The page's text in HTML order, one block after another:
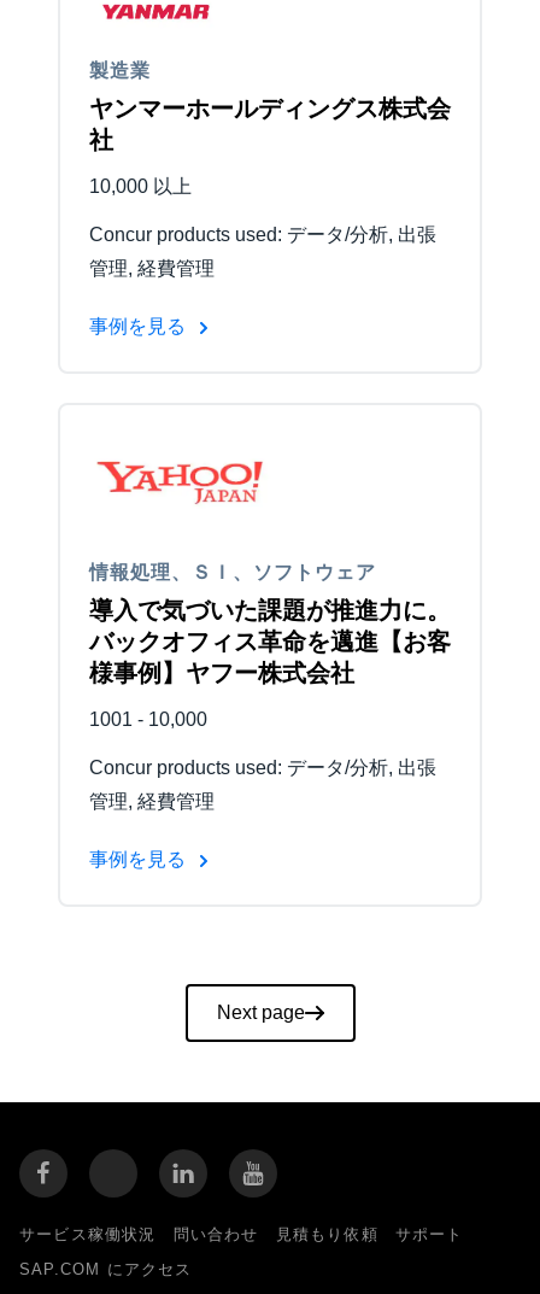
製造業
ヤンマーホールディングス株式会
社
10,000 以上
Concur products used: データ/分析, 出張
管理, 経費管理
事例を見る
情報処理、ＳＩ、ソフトウェア
導入で気づいた課題が推進力に。
バックオフィス革命を邁進【お客
様事例】ヤフー株式会社
1001 - 10,000
Concur products used: データ/分析, 出張
管理, 経費管理
事例を見る
Next page
サービス稼働状況 問い合わせ 見積もり依頼
サポート
SAP.COM にアクセス